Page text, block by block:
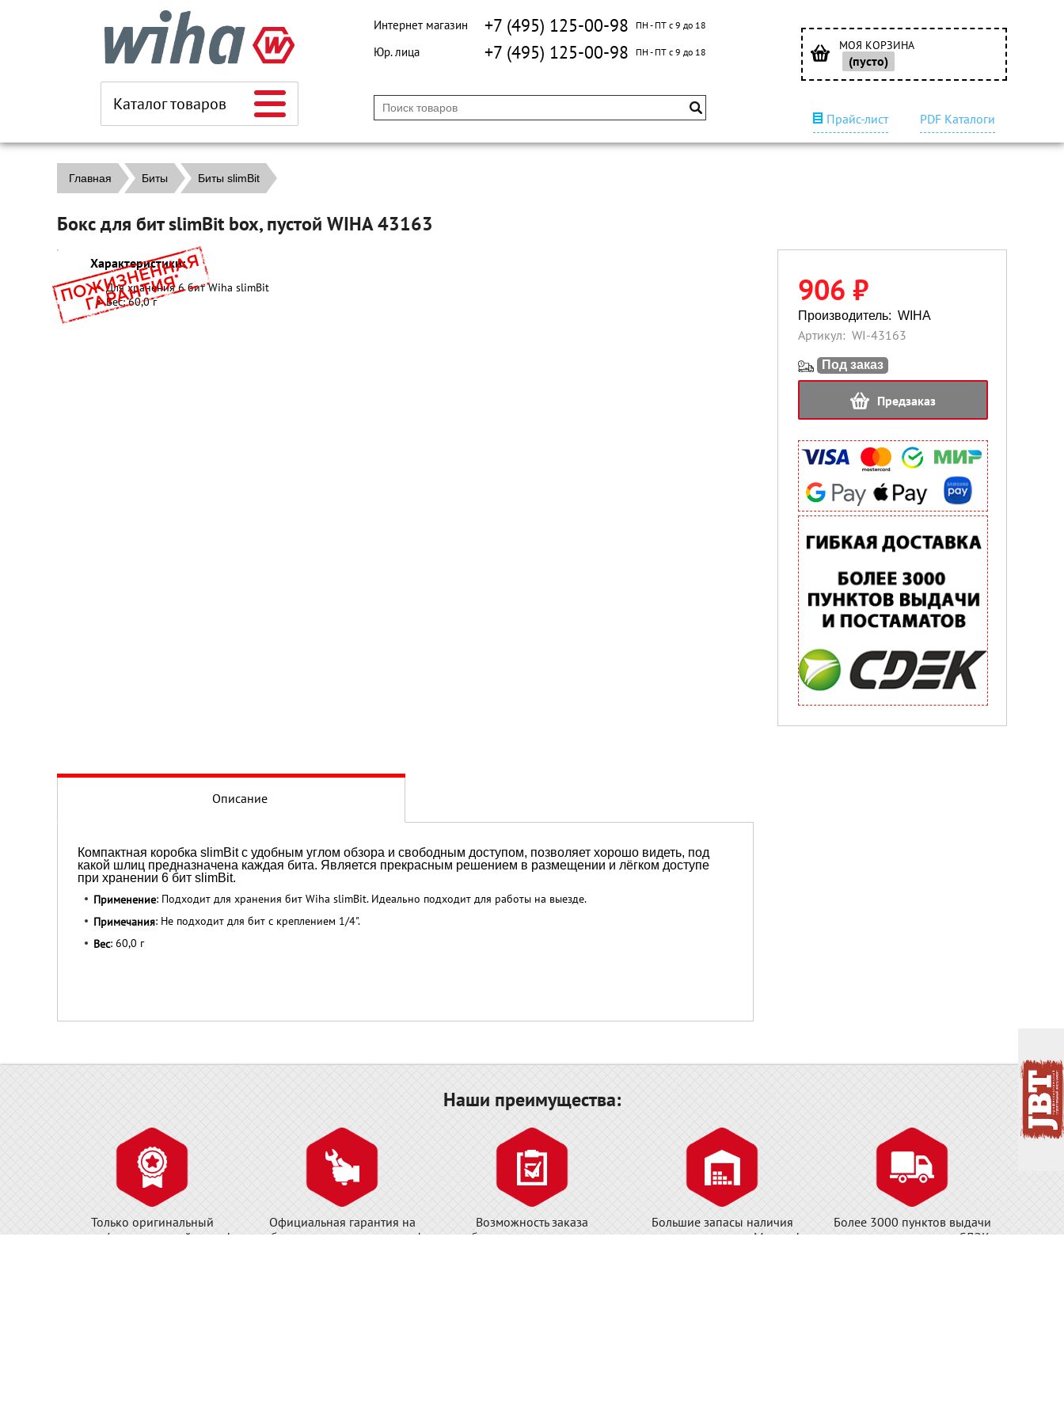
Каталог товаров
Интернет магазин +7 (495) 125-00-98 ПН - ПТ с 9 до 18
Юр. лица +7 (495) 125-00-98 ПН - ПТ с 9 до 18 МОЯ КОРЗИНА
(пусто)
Прайс-лист PDF Каталоги
Главная Биты Биты slimBit
Бокс для бит slimBit box, пустой WIHA 43163
Характеристики:
Для хранения 6 бит Wiha slimBit
Вес: 60,0 г
906 ₽
Производитель: WIHA
Артикул: WI-43163
Под заказ
Предзаказ
Описание
Компактная коробка slimBit с удобным углом обзора и свободным доступом, позволяет хорошо видеть, под
какой шлиц предназначена каждая бита. Является прекрасным решением в размещении и лёгком доступе
при хранении 6 бит slimBit.
Применение: Подходит для хранения бит Wiha slimBit. Идеально подходит для работы на выезде.
Примечания: Не подходит для бит с креплением 1/4".
Вес: 60,0 г
Наши преимущества:
Только оригинальный
сертифицированный товар!
Официальная гарантия на
обслуживание инструмента!
Возможность заказа
необходимого инструмента у
Большие запасы наличия
товара на складе в Москве!
Более 3000 пунктов выдачи
заказов и постаматов СДЭК